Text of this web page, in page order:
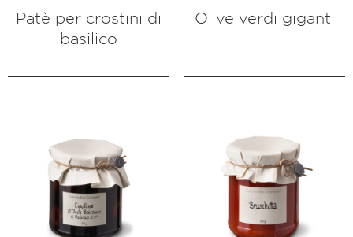
Patè per crostini di
basilico
Olive verdi giganti